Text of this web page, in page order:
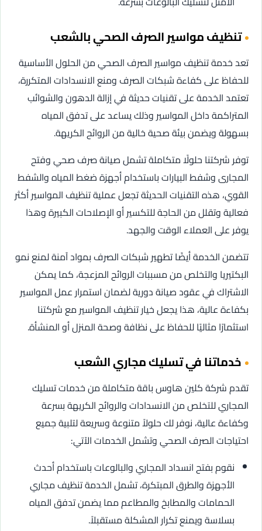
تنظيف مواسير الصرف الصحي بالشعب
تعد خدمة تنظيف مواسير الصرف الصحي من الحلول الأساسية
للحفاظ على كفاءة شبكات الصرف ومنع الانسدادات المتكررة،
تعتمد الخدمة على تقنيات حديثة في إزالة الدهون والشوائب
المتراكمة داخل المواسير وذلك يساعد على تدفق المياه
بسهولة ويضمن بيئة صحية خالية من الروائح الكريهة.
توفر شركتنا حلولًا متكاملة تشمل صيانة صرف صحي وفتح
المجارى وشفط البيارات باستخدام أجهزة ضغط المياه والشفط
القوي، هذه التقنيات الحديثة تجعل عملية تنظيف المواسير أكثر
فعالية وتقلل من الحاجة للتكسير أو الإصلاحات الكبيرة وهذا
يوفر على العملاء الوقت والجهد.
تتضمن الخدمة أيضًا تطهير شبكات الصرف بمواد آمنة لمنع نمو
البكتيريا والتخلص من مسببات الروائح المزعجة، كما يمكن
الاشتراك في عقود صيانة دورية لضمان استمرار عمل المواسير
بكفاءة عالية، هذا يجعل خيار تنظيف المواسير مع شركتنا
استثمارًا مثاليًا للحفاظ على نظافة وصحة المنزل أو المنشأة.
خدماتنا في تسليك مجاري الشعب
تقدم شركة كلين هاوس باقة متكاملة من خدمات تسليك
المجاري للتخلص من الانسدادات والروائح الكريهة بسرعة
وكفاءة عالية، نوفر لك حلولاً متنوعة وسريعة لتلبية جميع
احتياجات الصرف الصحي وتشمل الخدمات الآتي:
نقوم بفتح انسداد المجاري والبالوعات باستخدام أحدث
الأجهزة والطرق المبتكرة، تشمل الخدمة تنظيف مجاري
الحمامات والمطابخ والمطاعم مما يضمن تدفق المياه
بسلاسة ويمنع تكرار المشكلة مستقبلاً.